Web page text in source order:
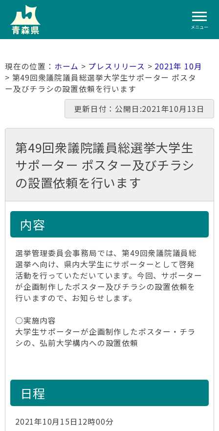
メニュー
ホーム > プレスリリース > 2021年 10月
> 第49回衆議院議員総選挙大学生サポーター ポスタ
ー及びチラシの設置依頼を行います
更新日付：公開日:2021年10月13日
第49回衆議院議員総選挙大学生
サポーター ポスター及びチラシ
の設置依頼を行います
内容
選挙管理委員会事務局では、第49回衆議院議員総
選挙へ向け、県内大学生にサポーターとして啓発
活動を行っていただいています。今回、サポーター
が企画制作したポスター及びチラシの設置依頼を
行いますので、お知らせします。
○実施内容
大学生サポーターが企画制作したポスター・チラ
シの、弘前大学構内への設置依頼
日程
2021年10月15日12時00分